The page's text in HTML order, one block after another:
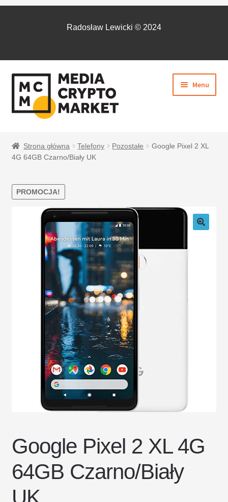
Radosław Lewicki © 2024
PRZEJDŹ
DO
NAWIGACJI
PRZEJDŹ
DO
TREŚCI
Menu
menu
BEZPIECZNE PŁATNOŚCI
DOSTAWA I ZWROTY
POLITYKA PRYWATNOŚCI
REGULAMIN SKLEPU
Strona główna Telefony Pozostałe
Google Pixel 2 XL
4G 64GB Czarno/Biały UK
PROMOCJA!
Google Pixel 2 XL 4G
64GB Czarno/Biały
UK